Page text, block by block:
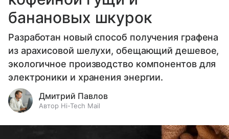
банановых шкурок
Разработан новый способ получения графена
из арахисовой шелухи, обещающий дешевое,
экологичное производство компонентов для
электроники и хранения энергии.
Дмитрий Павлов
Автор Hi-Tech Mail